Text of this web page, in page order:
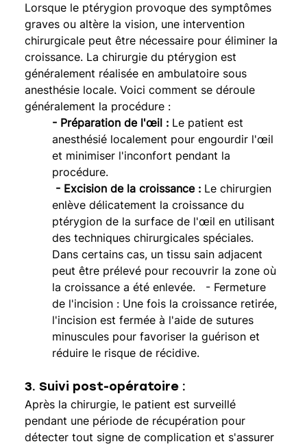
Lorsque le ptérygion provoque des symptômes
graves ou altère la vision, une intervention
chirurgicale peut être nécessaire pour éliminer la
croissance. La chirurgie du ptérygion est
généralement réalisée en ambulatoire sous
anesthésie locale. Voici comment se déroule
généralement la procédure :
- Préparation de l'œil : Le patient est
anesthésié localement pour engourdir l'œil
et minimiser l'inconfort pendant la
procédure.
- Excision de la croissance : Le chirurgien
enlève délicatement la croissance du
ptérygion de la surface de l'œil en utilisant
des techniques chirurgicales spéciales.
Dans certains cas, un tissu sain adjacent
peut être prélevé pour recouvrir la zone où
la croissance a été enlevée.   - Fermeture
de l'incision : Une fois la croissance retirée,
l'incision est fermée à l'aide de sutures
minuscules pour favoriser la guérison et
réduire le risque de récidive.
3. Suivi post-opératoire :
Après la chirurgie, le patient est surveillé
pendant une période de récupération pour
détecter tout signe de complication et s'assurer